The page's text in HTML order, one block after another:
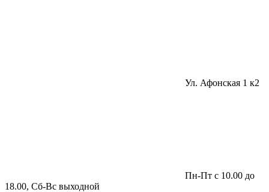
Ул. Афонская 1 к2
Пн-Пт с 10.00 до
18.00, Сб-Вс выходной